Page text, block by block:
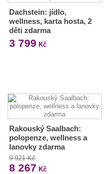
Dachstein: jídlo,
wellness, karta hosta, 2
děti zdarma
3 799 Kč
Rakouský Saalbach:
polopenze, wellness a
lanovky zdarma
9 921 Kč
8 267 Kč